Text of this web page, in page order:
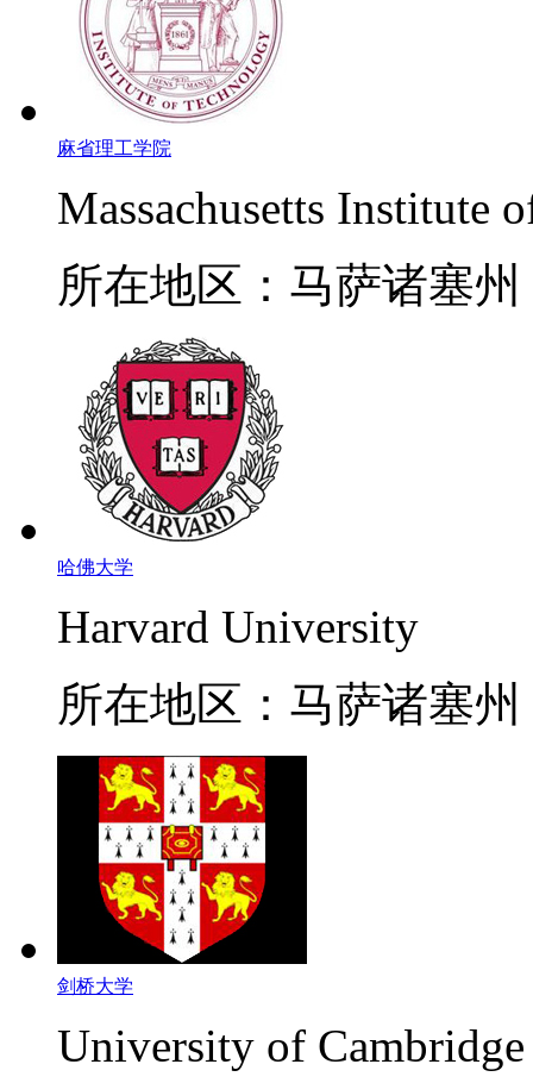
麻省理工学院
Massachusetts Institute
所在地区：马萨诸塞州
哈佛大学
Harvard University
所在地区：马萨诸塞州
剑桥大学
University of Cambridge